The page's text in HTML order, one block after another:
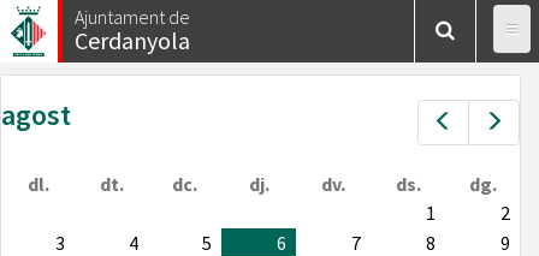
Vés
al
contingut
Ajuntament de
Cerdanyola
Prev
agost
dl. dt. dc. dj. dv. ds.
dg.
1
2
3
4 5 6 7 8
9